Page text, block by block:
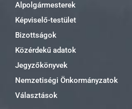
Alpolgármesterek
Képviselő-testület
Bizottságok
Közérdekű adatok
Jegyzőkönyvek
Nemzetiségi Önkormányzatok
Választások